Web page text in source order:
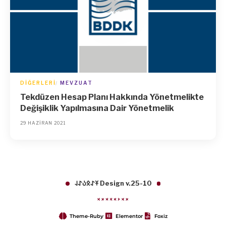
DIĞERLERI MEVZUAT
Tekdüzen Hesap Planı Hakkında Yönetmelikte
Değişiklik Yapılmasına Dair Yönetmelik
29 HAZIRAN 2021
𐱁𐰀𐰋𐰉𐰀𐰞 Design v.25-10
Theme-Ruby Elementor Foxiz